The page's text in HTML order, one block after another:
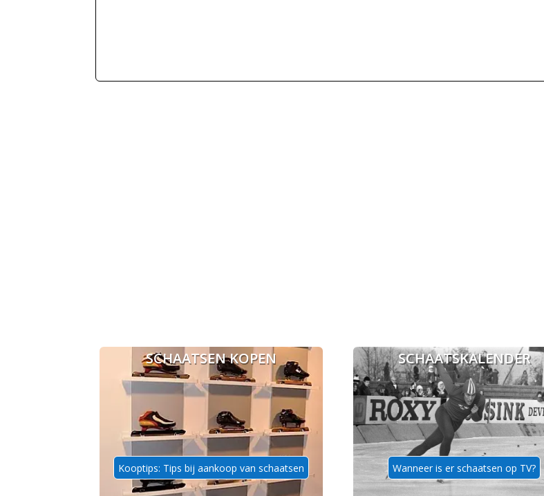
SCHAATSEN KOPEN
Kooptips: Tips bij aankoop van schaatsen
SCHAATSKALENDER
Wanneer is er schaatsen op TV?